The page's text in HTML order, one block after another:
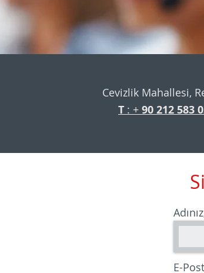
Cevizlik Mahallesi,
T : + 90 212 583
E-